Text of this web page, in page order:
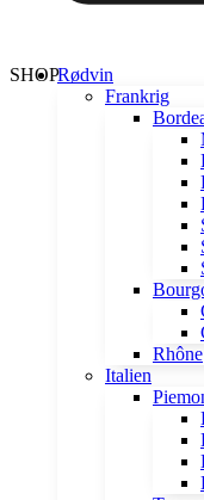
Rødvin
Frankrig
Rhône
Italien
SHOP